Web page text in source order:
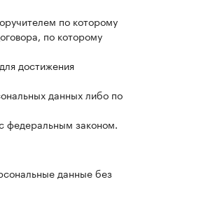
по которому
по которому
достижения
данных либо по
федеральным законом.
данные без